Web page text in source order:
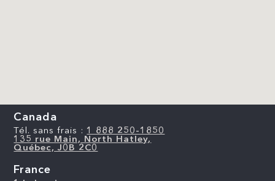
Canada
Tél. sans frais : 1 888 250-1850
135 rue Main, North Hatley,
Québec, J0B 2C0
France